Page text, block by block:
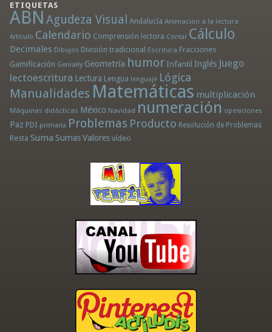
ETIQUETAS
ABN Agudeza Visual Andalucía Animación a la lectura
Artículo Calendario Comprensión lectora Contar Cálculo
Decimales Dibujos División tradicional Escritura Fracciones
Gamificación Genially Geometría humor Infantil Inglés Juego
lectoescritura Lectura Lengua lenguaje Lógica
Manualidades Matemáticas multiplicación
Máquinas didácticas México Navidad numeración operaciones
Paz PDI primaria Problemas Producto Resolución de Problemas
Resta Suma Sumas Valores vídeo